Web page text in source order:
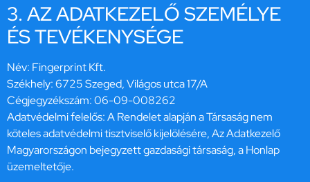
3. AZ ADATKEZELŐ SZEMÉLYE
ÉS TEVÉKENYSÉGE
Név: Fingerprint Kft.
Székhely: 6725 Szeged, Világos utca 17/A
Cégjegyzékszám: 06-09-008262
Adatvédelmi felelős: A Rendelet alapján a Társaság nem
köteles adatvédelmi tisztviselő kijelölésére, Az Adatkezelő
Magyarországon bejegyzett gazdasági társaság, a Honlap
üzemeltetője.